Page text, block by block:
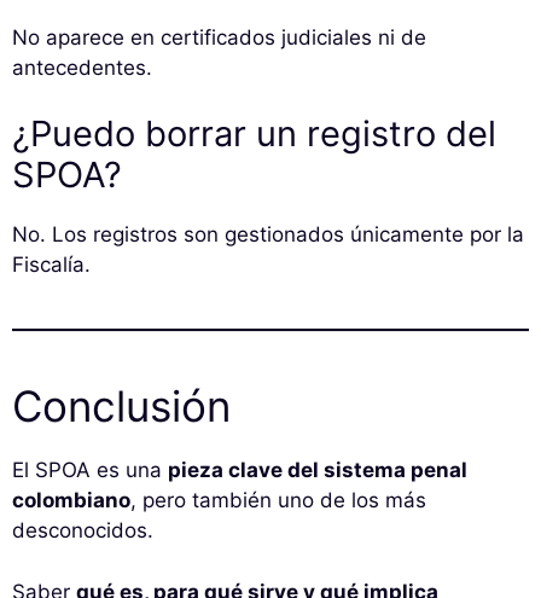
No aparece en certificados judiciales ni de
antecedentes.
¿Puedo borrar un registro del
SPOA?
No. Los registros son gestionados únicamente por la
Fiscalía.
Conclusión
El SPOA es una pieza clave del sistema penal
colombiano, pero también uno de los más
desconocidos.
Saber qué es, para qué sirve y qué implica